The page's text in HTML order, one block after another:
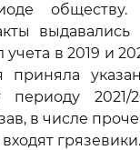
обществу.
в 2019 и
приняла
периоду 2021/
в числе
грязевики.